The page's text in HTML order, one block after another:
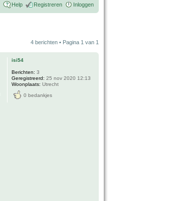
Help Registreren Inloggen
4 berichten • Pagina 1 van 1
isi54
Berichten: 3
Geregistreerd: 25 nov 2020 12:13
Woonplaats: Utrecht
0 bedankjes